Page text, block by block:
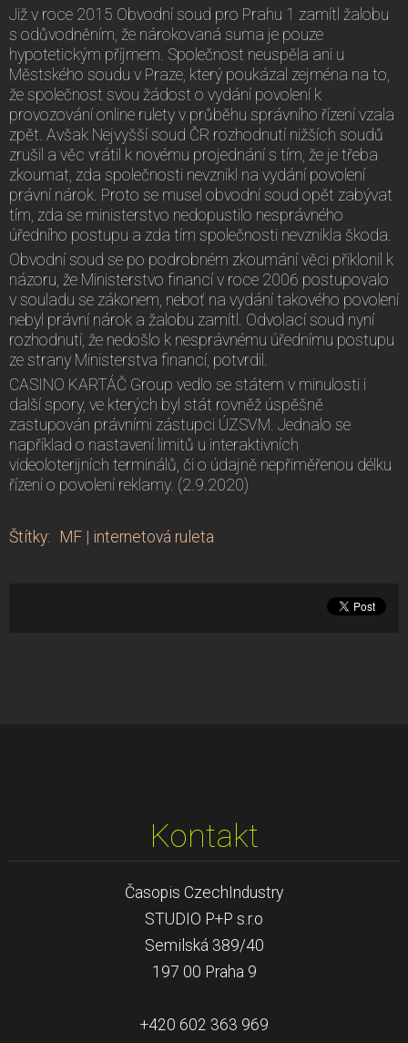
Již v roce 2015 Obvodní soud pro Prahu 1 zamítl žalobu
s odůvodněním, že nárokovaná suma je pouze
hypotetickým příjmem. Společnost neuspěla ani u
Městského soudu v Praze, který poukázal zejména na to,
že společnost svou žádost o vydání povolení k
provozování online rulety v průběhu správního řízení vzala
zpět. Avšak Nejvyšší soud ČR rozhodnutí nižších soudů
zrušil a věc vrátil k novému projednání s tím, že je třeba
zkoumat, zda společnosti nevznikl na vydání povolení
právní nárok. Proto se musel obvodní soud opět zabývat
tím, zda se ministerstvo nedopustilo nesprávného
úředního postupu a zda tím společnosti nevznikla škoda.
Obvodní soud se po podrobném zkoumání věci přiklonil k
názoru, že Ministerstvo financí v roce 2006 postupovalo
v souladu se zákonem, neboť na vydání takového povolení
nebyl právní nárok a žalobu zamítl. Odvolací soud nyní
rozhodnutí, že nedošlo k nesprávnému úřednímu postupu
ze strany Ministerstva financí, potvrdil.
CASINO KARTÁČ Group vedlo se státem v minulosti i
další spory, ve kterých byl stát rovněž úspěšně
zastupován právními zástupci ÚZSVM. Jednalo se
například o nastavení limitů u interaktivních
videoloterijních terminálů, či o údajně nepřiměřenou délku
řízení o povolení reklamy. (2.9.2020)
Štítky: MF | internetová ruleta
Kontakt
Časopis CzechIndustry
STUDIO P+P s.r.o
Semilská 389/40
197 00 Praha 9
+420 602 363 969